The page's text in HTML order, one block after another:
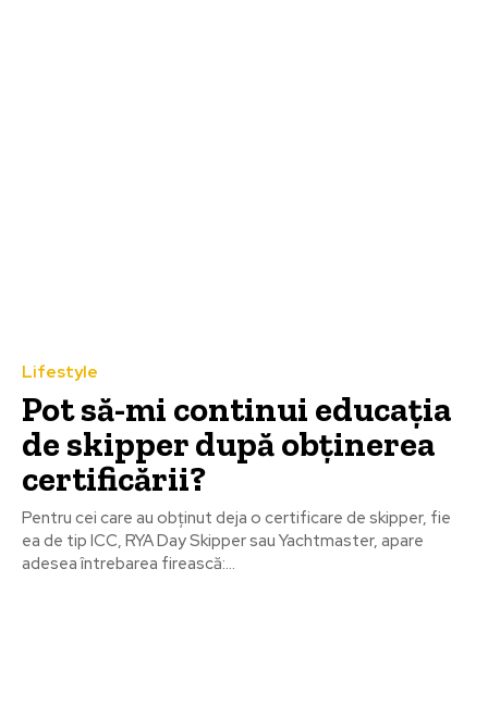
Lifestyle
Pot să-mi continui educația
de skipper după obținerea
certificării?
Pentru cei care au obținut deja o certificare de skipper, fie
ea de tip ICC, RYA Day Skipper sau Yachtmaster, apare
adesea întrebarea firească:...